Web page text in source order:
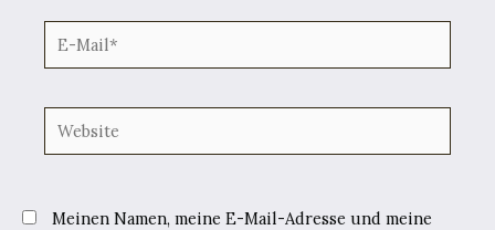
E-
Mail*
Website
Meinen Namen, meine E-Mail-Adresse und meine